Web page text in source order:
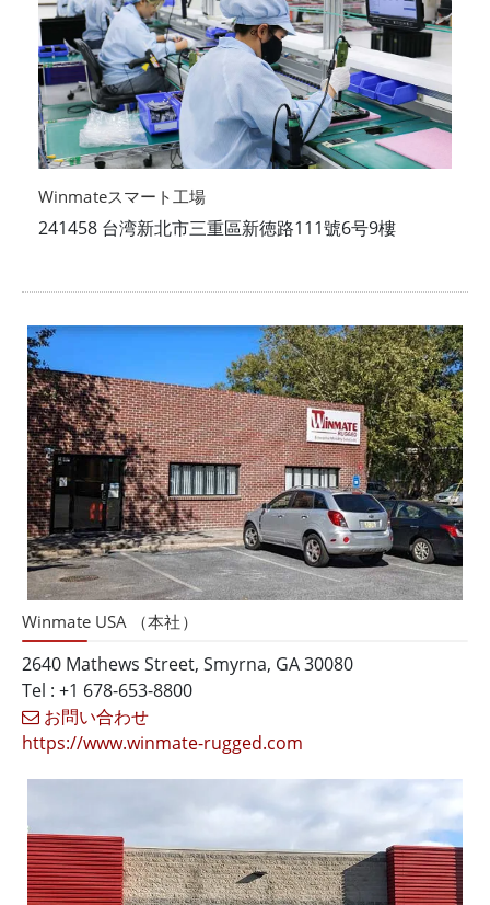
Winmateスマート工場
241458 台湾新北市三重區新徳路111號6号9樓
Winmate USA （本社）
2640 Mathews Street, Smyrna, GA 30080
Tel : +1 678-653-8800
お問い合わせ
https://www.winmate-rugged.com